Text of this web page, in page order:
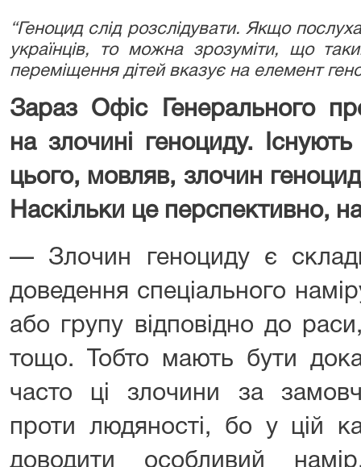
“Геноцид слід розслідувати. Якщо
українців, то можна зрозуміти, що
переміщення дітей вказує на елемент
Зараз Офіс Генерального
на злочині геноциду.
цього, мовляв, злочин
Наскільки це перспективно,
— Злочин геноциду є
доведення спеціального
або групу відповідно до раси,
тощо. Тобто мають бути
часто ці злочини за
проти людяності, бо у цій
доводити особливий